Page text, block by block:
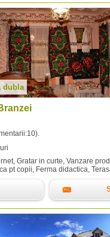
dubla
10).
Gratar in curte, Vanzare
pt copii, Ferma didactica,